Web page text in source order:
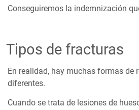
Conseguiremos la indemnización
Tipos de fracturas
En realidad, hay muchas formas
diferentes.
Cuando se trata de lesiones de